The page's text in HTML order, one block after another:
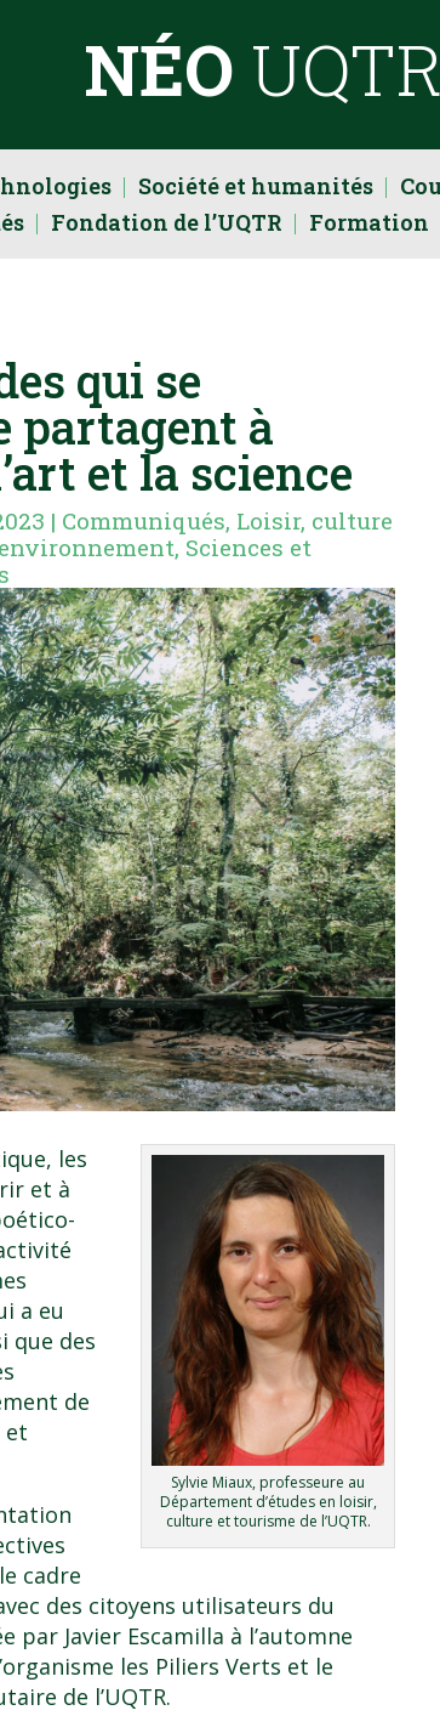
NÉO UQTR
Société et humanités
Fondation de l’UQTR Formation
qui se
partagent à
et la science
| Communiqués, Loisir, culture
, Sciences et
Sylvie Miaux, professeure au
Département d’études en loisir,
culture et tourisme de l’UQTR.
les
et à
a eu
que des
de
et
cadre
des citoyens utilisateurs du
Javier Escamilla à l’automne
les Piliers Verts et le
de l’UQTR.